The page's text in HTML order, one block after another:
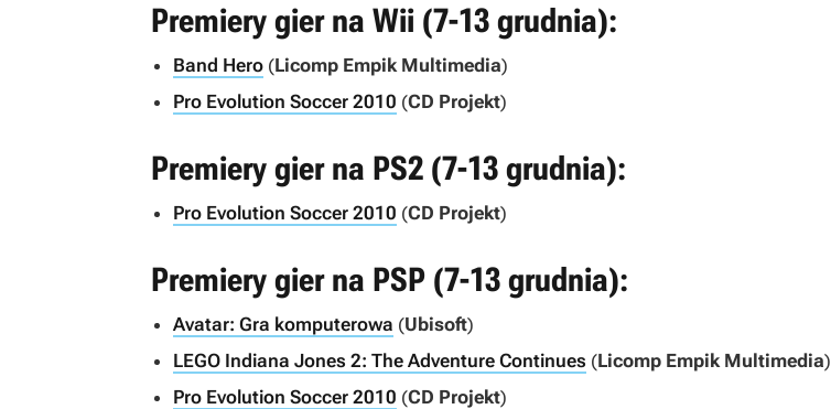
Premiery gier na Wii (7-13 grudnia):
Band Hero (Licomp Empik Multimedia)
Pro Evolution Soccer 2010 (CD Projekt)
Premiery gier na PS2 (7-13 grudnia):
Pro Evolution Soccer 2010 (CD Projekt)
Premiery gier na PSP (7-13 grudnia):
Avatar: Gra komputerowa (Ubisoft)
LEGO Indiana Jones 2: The Adventure Continues (Licomp Empik Multimedia)
Pro Evolution Soccer 2010 (CD Projekt)